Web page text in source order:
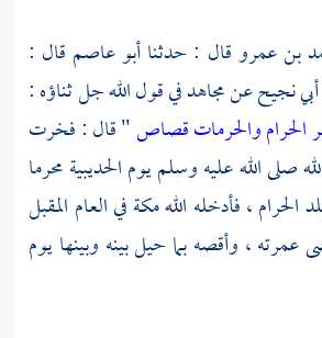
بن عمروقال : حدثنا أبوعاصم قال :
نجيحعنمجاهدفي قول الله جل ثناؤه :
الحرام والحرمات قصاص" قال : فخرت
صلى الله عليه وسلم يومالحديبيةمحرما
الحرام ، فأدخله اللهمكةفي العام المقبل
، وأقصه بما حيل بينه وبينها يوم